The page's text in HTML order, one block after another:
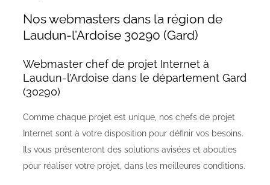
Nos webmasters dans la région de
Laudun-l’Ardoise 30290 (Gard)
Webmaster chef de projet Internet à
Laudun-l’Ardoise dans le département Gard
(30290)
Comme chaque projet est unique, nos chefs de projet
Internet sont à votre disposition pour définir vos besoins.
Ils vous présenteront des solutions avisées et abouties
pour réaliser votre projet, dans les meilleures conditions.